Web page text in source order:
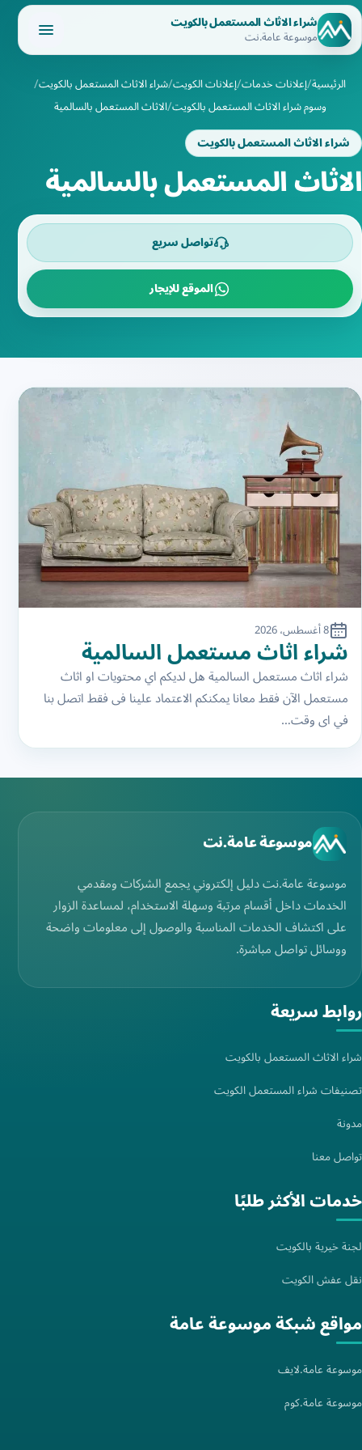
شراء الاثاث المستعمل بالكويت
موسوعة عامة.نت
الرئيسية إعلانات خدمات إعلانات الكويت شراء الاثاث المستعمل بالكويت
وسوم شراء الاثاث المستعمل بالكويت الاثاث المستعمل بالسالمية
شراء الاثاث المستعمل بالكويت
الاثاث المستعمل بالسالمية
تواصل سريع
الموقع للإيجار
8 أغسطس، 2026
شراء اثاث مستعمل السالمية
شراء اثاث مستعمل السالمية هل لديكم اي محتويات او اثاث
مستعمل الآن فقط معانا يمكنكم الاعتماد علينا فى فقط اتصل بنا
في اى وقت…
موسوعة عامة.نت
موسوعة عامة.نت دليل إلكتروني يجمع الشركات ومقدمي
الخدمات داخل أقسام مرتبة وسهلة الاستخدام، لمساعدة الزوار
على اكتشاف الخدمات المناسبة والوصول إلى معلومات واضحة
ووسائل تواصل مباشرة.
روابط سريعة
شراء الاثاث المستعمل بالكويت
تصنيفات شراء المستعمل الكويت
مدونة
تواصل معنا
خدمات الأكثر طلبًا
لجنة خيرية بالكويت
نقل عفش الكويت
مواقع شبكة موسوعة عامة
موسوعة عامة.لايف
موسوعة عامة.كوم